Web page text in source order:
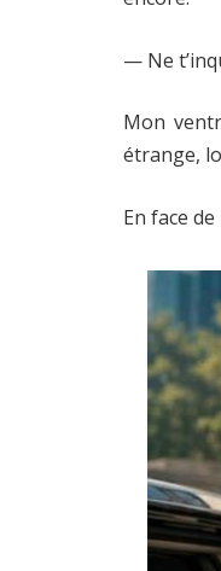
— Ne
Mon
étrange,
En face